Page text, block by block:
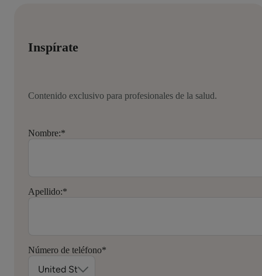
Inspírate
Contenido exclusivo para profesionales de la salud.
Nombre:*
Apellido:*
Número de teléfono*